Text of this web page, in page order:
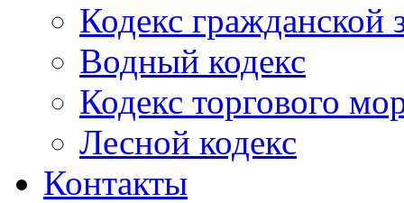
Кодекс гражданской
Водный кодекс
Кодекс торгового
Лесной кодекс
Контакты